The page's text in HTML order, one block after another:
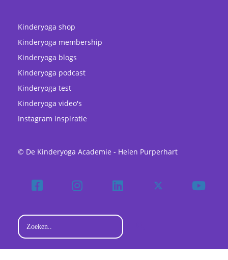
Kinderyoga shop
Kinderyoga membership
Kinderyoga blogs
Kinderyoga podcast
Kinderyoga test
Kinderyoga video's
Instagram inspiratie
© De Kinderyoga Academie - Helen Purperhart